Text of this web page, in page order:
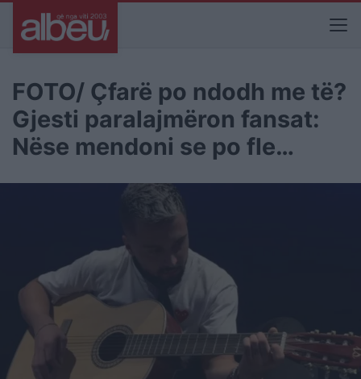
FOTO/ Çfarë po ndodh me të?
Gjesti paralajmëron fansat:
Nëse mendoni se po fle…